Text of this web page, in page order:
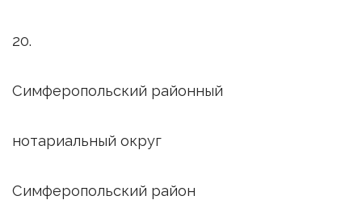
20.
Симферопольский районный
нотариальный округ
Симферопольский район